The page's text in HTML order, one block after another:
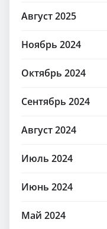
Август 2025
Ноябрь 2024
Октябрь 2024
Сентябрь 2024
Август 2024
Июль 2024
Июнь 2024
Май 2024